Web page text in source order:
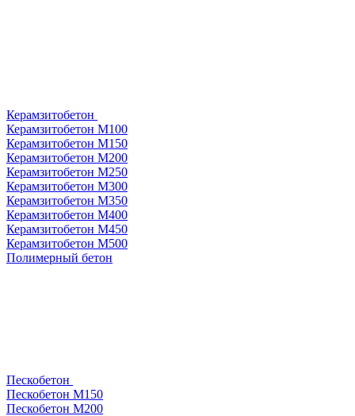
Керамзитобетон
Керамзитобетон М100
Керамзитобетон М150
Керамзитобетон М200
Керамзитобетон М250
Керамзитобетон М300
Керамзитобетон М350
Керамзитобетон М400
Керамзитобетон М450
Керамзитобетон М500
Полимерный бетон
Пескобетон
Пескобетон М150
Пескобетон М200